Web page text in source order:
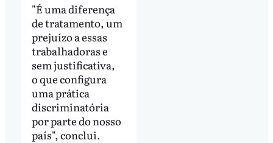
"É uma diferença
de tratamento, um
prejuízo a essas
trabalhadoras e
sem justificativa,
o que configura
uma prática
discriminatória
por parte do nosso
país", conclui.